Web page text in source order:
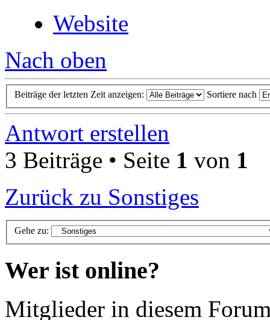
Website
Nach oben
Beiträge der letzten Zeit anzeigen: Sortiere nach
Antwort erstellen
3 Beiträge • Seite 1 von 1
Zurück zu Sonstiges
Gehe zu:
Wer ist online?
Mitglieder in diesem